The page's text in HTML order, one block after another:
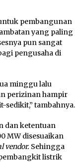
pembangunan
yang paling
pun sangat
pengusaha di
minggu lalu
perizinan hampir
sedikit,” tambahnya.
dan ketentuan
MW disesuaikan
vendor. Sehingga
listrik